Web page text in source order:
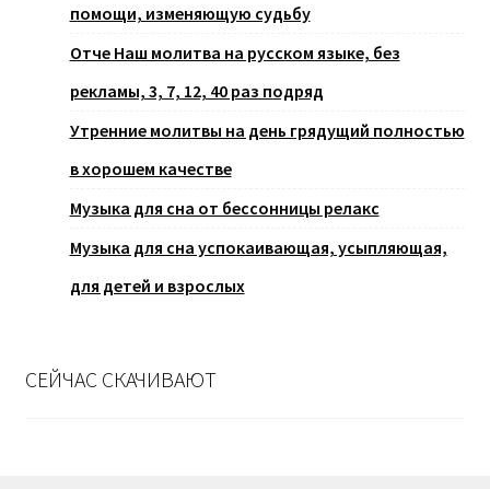
помощи, изменяющую судьбу
Отче Наш молитва на русском языке, без
рекламы, 3, 7, 12, 40 раз подряд
Утренние молитвы на день грядущий полностью
в хорошем качестве
Музыка для сна от бессонницы релакс
Музыка для сна успокаивающая, усыпляющая,
для детей и взрослых
СЕЙЧАС СКАЧИВАЮТ